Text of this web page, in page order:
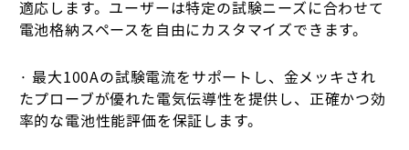
適応します。ユーザーは特定の試験ニーズに合わせて
電池格納スペースを自由にカスタマイズできます。
· 最大100Aの試験電流をサポートし、金メッキされ
たプローブが優れた電気伝導性を提供し、正確かつ効
率的な電池性能評価を保証します。